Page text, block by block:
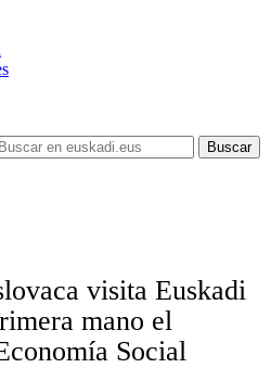
visita Euskadi
mano el
Social